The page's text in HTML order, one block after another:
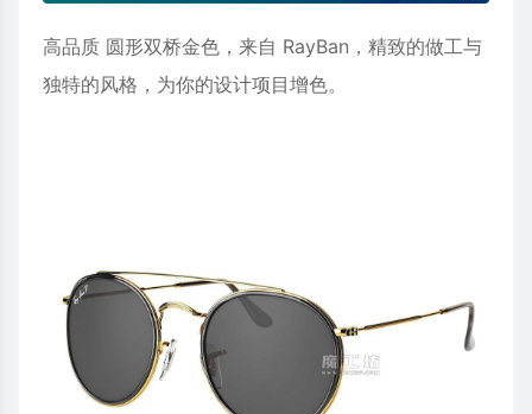
高品质 圆形双桥金色，来自 RayBan，精致的做工与
独特的风格，为你的设计项目增色。